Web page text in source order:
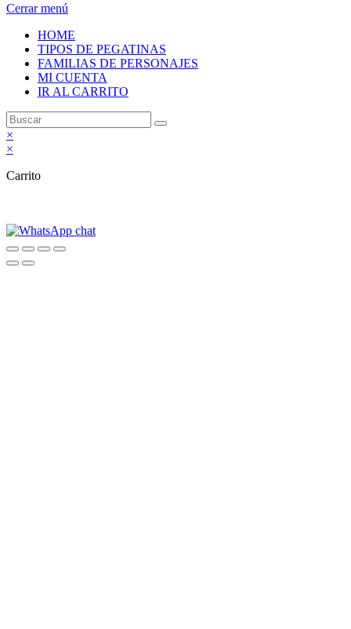
Cerrar menú
HOME
TIPOS DE PEGATINAS
FAMILIAS DE PERSONAJES
MI CUENTA
IR AL CARRITO
×
×
Carrito